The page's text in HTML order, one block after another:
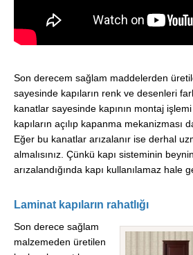
Son derecem sağlam maddelerden
sayesinde kapıların renk ve desenleri
kanatlar sayesinde kapının montaj işlemi
kapıların açılıp kapanma mekanizması
Eğer bu kanatlar arızalanır ise derhal
almalısınız. Çünkü kapı sisteminin
arızalandığında kapı kullanılamaz hale
Laminat kapıların rahatlığı
Son derece sağlam
malzemeden üretilen